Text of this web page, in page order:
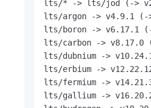
lts/* -> lts/jod (->
lts/argon -> v4.9.1 (-
lts/boron -> v6.17.1
lts/carbon -> v8.17.0
lts/dubnium ->
lts/erbium ->
lts/fermium ->
lts/gallium ->